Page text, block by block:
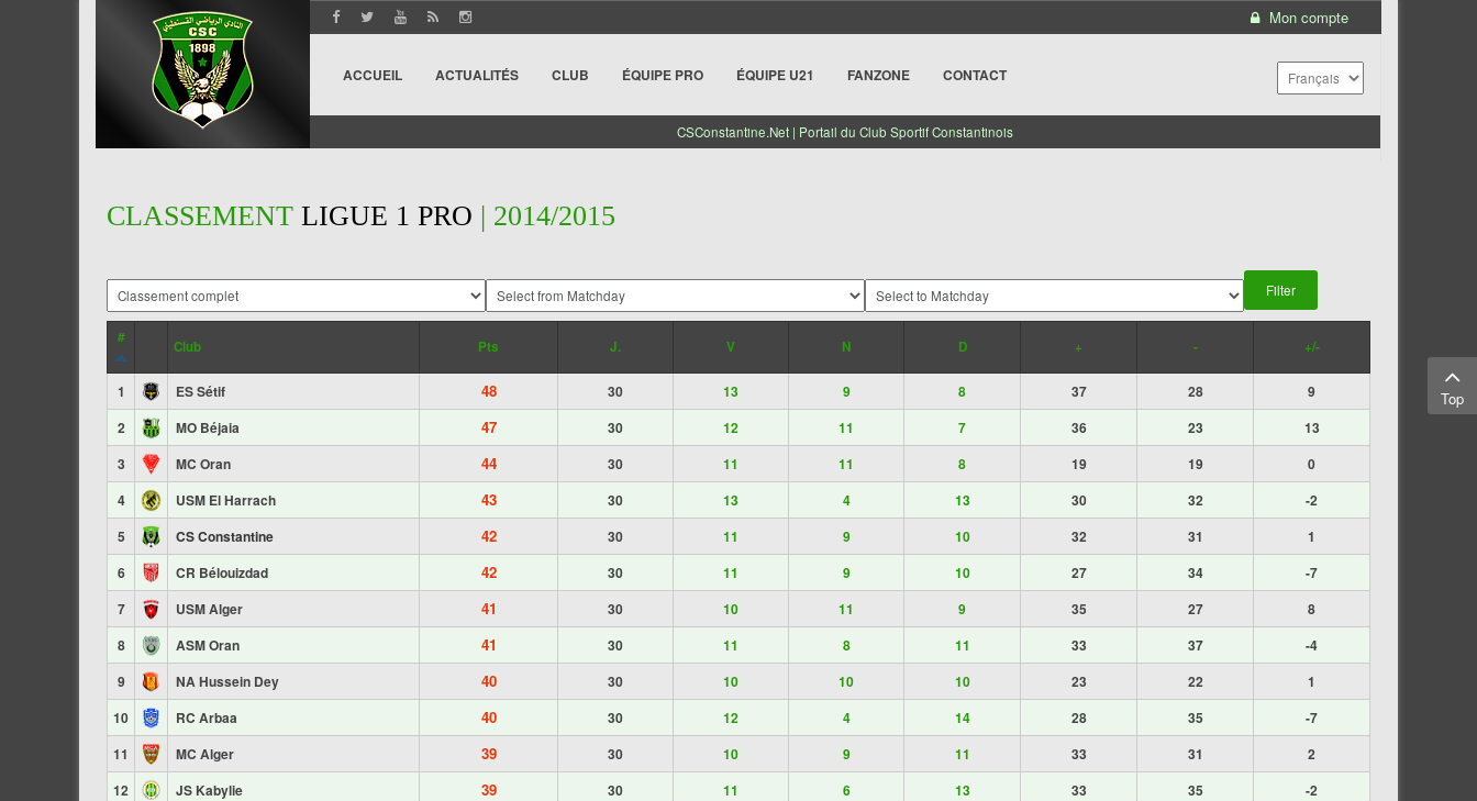
Mon compte
ACCUEIL ACTUALITÉS CLUB ÉQUIPE PRO ÉQUIPE U21 FANZONE CONTACT
CSConstantine.Net | Portail du Club Sportif Constantinois
CLASSEMENT LIGUE 1 PRO | 2014/2015
#
Club Pts J. V N D + - +/-
1 ES Sétif 48 30 13 9 8 37 28
9
2
MO Béjaia 47 30 12 11 7 36 23
13
3
MC Oran 44 30 11 11 8 19 19
0
4
USM El Harrach 43 30 13 4 13 30 32
-2
5
CS Constantine 42 30 11 9 10 32 31
1
6
CR Bélouizdad 42 30 11 9 10 27 34
-7
7
USM Alger 41 30 10 11 9 35 27
8
8
ASM Oran 41 30 11 8 11 33 37
-4
9
NA Hussein Dey 40 30 10 10 10 23 22
1
10
RC Arbaa 40 30 12 4 14 28 35
-7
11
MC Alger 39 30 10 9 11 33 31
2
12
JS Kabylie 39 30 11 6 13 33 35
-2
Top